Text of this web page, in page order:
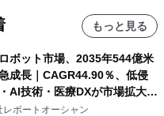
もっと見る
ボット市場、2035年544億米
成長｜CAGR44.90％、低侵
AI技術・医療DXが市場拡大を
レポートオーシャン